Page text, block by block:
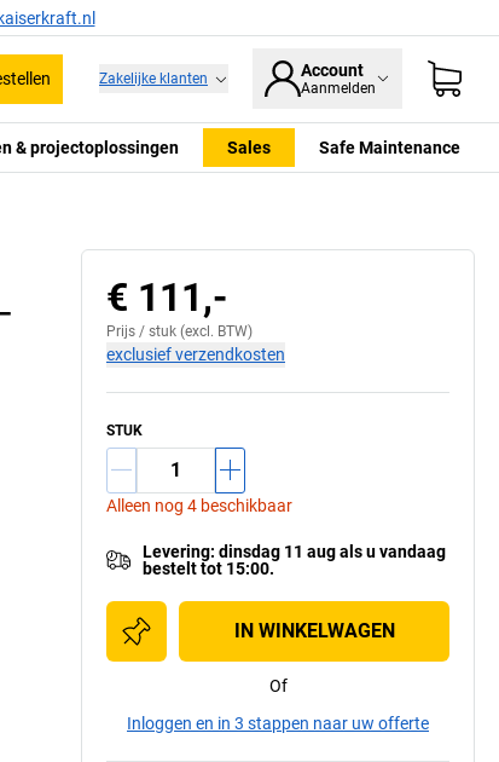
Zakelijke klanten Account
Aanmelden
& projectoplossingen Sales Safe Maintenance
Bokwiel
€ 111,-
Prijs / stuk (excl. BTW)
exclusief verzendkosten
STUK
Alleen nog 4 beschikbaar
Levering: dinsdag 11 augals uvandaag
bestelt tot 15:00.
IN WINKELWAGEN
Of
Inloggen en in 3 stappen naar uw offerte